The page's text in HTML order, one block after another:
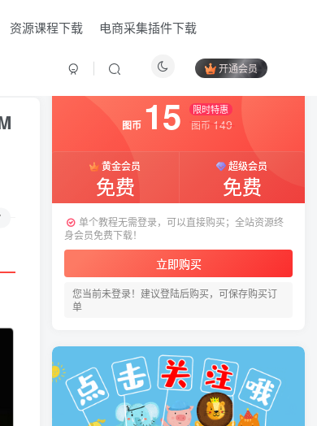
资源课程下载 电商采集插件下载
开通会员
HI！请登录
登录 注册
付费资源
图币 15 限时特惠
图币 149
黄金会员
免费
超级会员
免费
单个教程无需登录，可以直接购买；全站资源终
身会员免费下载！
立即购买
您当前未登录！建议登陆后购买，可保存购买订
单